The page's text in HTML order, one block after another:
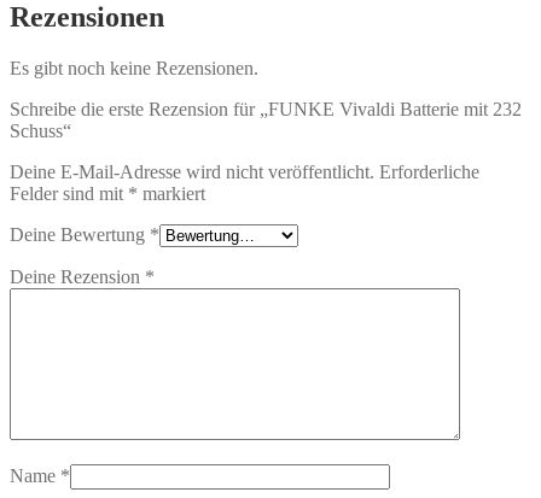
Rezensionen
Es gibt noch keine Rezensionen.
Schreibe die erste Rezension für „FUNKE Vivaldi Batterie mit 232
Schuss“
Deine E-Mail-Adresse wird nicht veröffentlicht. Erforderliche
Felder sind mit * markiert
Deine Bewertung *
Deine Rezension *
Name *